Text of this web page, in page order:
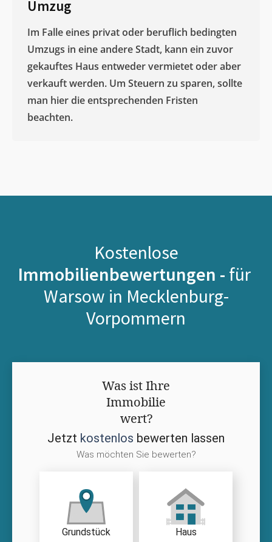
Umzug
Im Falle eines privat oder beruflich bedingten
Umzugs in eine andere Stadt, kann ein zuvor
gekauftes Haus entweder vermietet oder aber
verkauft werden. Um Steuern zu sparen, sollte
man hier die entsprechenden Fristen
beachten.
Kostenlose
Immobilienbewertungen - für
Warsow in Mecklenburg-
Vorpommern
Was ist Ihre
Immobilie
wert?
Jetzt kostenlos bewerten lassen
Was möchten Sie bewerten?
Grundstück Haus